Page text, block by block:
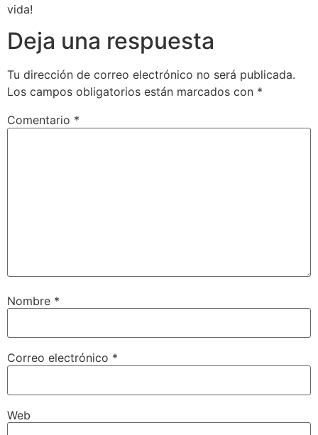
vida!
Deja una respuesta
Tu dirección de correo electrónico no será publicada.
Los campos obligatorios están marcados con *
Comentario *
Nombre *
Correo electrónico *
Web